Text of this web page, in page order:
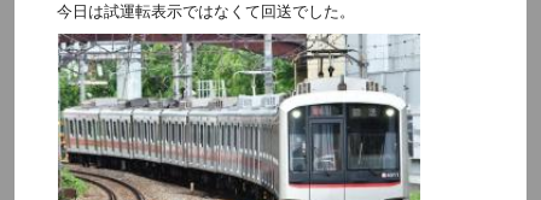
今日は試運転表示ではなくて回送でした。